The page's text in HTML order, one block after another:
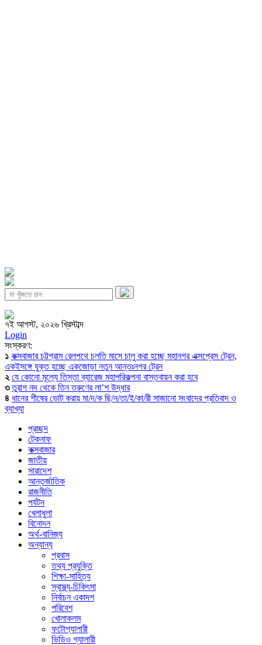
৭ই আগস্ট, ২০২৬ খ্রিস্টাব্দ
Login
সংস্করণ:
১ কক্সবাজার চট্টগ্রাম রেলপথে চলতি মাসে চালু করা হচ্ছে মহানগর এক্সপ্রেস ট্রেন,
একইসঙ্গে যুক্ত হচ্ছে একজোড়া নতুন আন্তঃনগর ট্রেন
২ যে কোনো মূল্যে তিস্তা ব্যারেজ মহাপরিকল্পনা বাস্তবায়ন করা হবে
৩ তুরাগ নদ থেকে তিন তরুণের লা’শ উদ্ধার
৪ ধানের শীষের ভোট করায় মা/দ/ক ছি/ন/তা/ই/কা/রী সাজানো সংবাদের প্রতিবাদ ও
ব্যাখ্যা
প্রচ্ছদ
টেকনাফ
কক্সবাজার
জাতীয়
সারাদেশ
আন্তর্জাতিক
রাজনীতি
পর্যটন
খেলাধুলা
বিনোদন
অর্থ-বানিজ্য
অন্যান্য
প্রবাস
তথ্য প্রযুক্তি
শিক্ষা-সাহিত্য
স্বাস্থ্য-চিকিৎসা
নির্বাচন একাদশ
পরিবেশ
খোলাকলম
ফটোগ্যালারী
ভিডিও গ্যালারী